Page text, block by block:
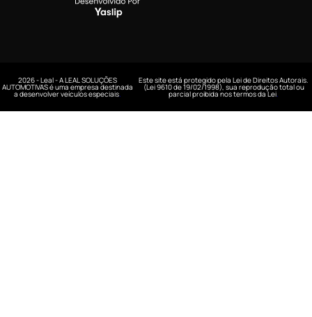
2026 - Leal - A LEAL SOLUÇÕES
AUTOMOTIVAS é uma empresa destinada
a desenvolver veículos especiais.
Este site está protegido pela Lei de Direitos Autorais.
(Lei 9610 de 19/02/1998), sua reprodução total ou
parcial proibida nos termos da Lei.